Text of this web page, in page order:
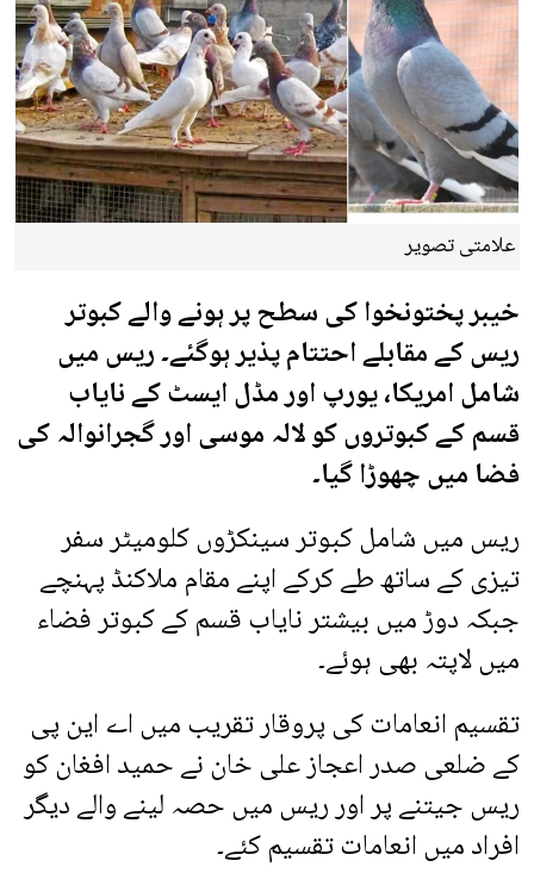
علامتی تصویر
خیبر پختونخوا کی سطح پر ہونے والے کبوتر
ریس کے مقابلے احتتام پذیر ہوگئے۔ ریس میں
شامل امریکا، یورپ اور مڈل ایسٹ کے نایاب
قسم کے کبوتروں کو لالہ موسی اور گجرانوالہ کی
فضا میں چھوڑا گیا۔
ریس میں شامل کبوتر سینکڑوں کلومیٹر سفر
تیزی کے ساتھ طے کرکے اپنے مقام ملاکنڈ پہنچے
جبکہ دوڑ میں بیشتر نایاب قسم کے کبوتر فضاء
میں لاپتہ بھی ہوئے۔
تقسیم انعامات کی پروقار تقریب میں اے این پی
کے ضلعی صدر اعجاز علی خان نے حمید افغان کو
ریس جیتنے پر اور ریس میں حصہ لینے والے دیگر
افراد میں انعامات تقسیم کئے۔